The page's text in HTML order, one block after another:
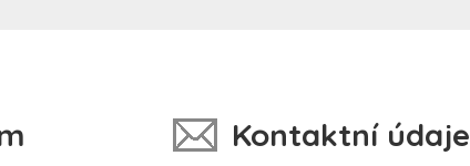
Kontaktní údaje